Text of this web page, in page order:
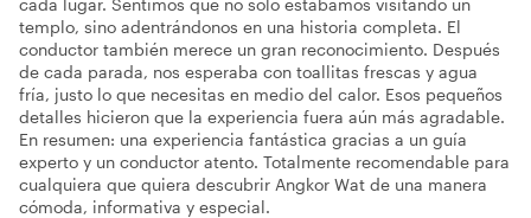
templo, sino adentrándonos en una historia completa. El
conductor también merece un gran reconocimiento. Después
de cada parada, nos esperaba con toallitas frescas y agua
fría, justo lo que necesitas en medio del calor. Esos pequeños
detalles hicieron que la experiencia fuera aún más agradable.
En resumen: una experiencia fantástica gracias a un guía
experto y un conductor atento. Totalmente recomendable para
cualquiera que quiera descubrir Angkor Wat de una manera
cómoda, informativa y especial.